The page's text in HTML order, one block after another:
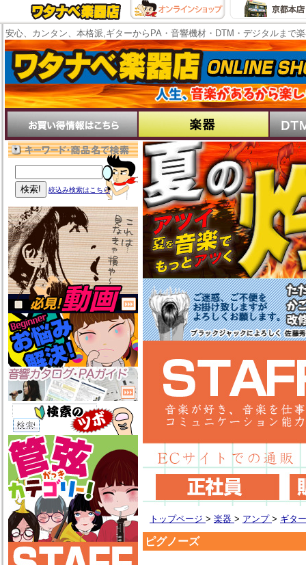
安心、カンタン、本格派,ギターからPA・音響機材・DTM・デジタルまで
絞込み検索はこちら
トップページ > 楽器 > アンプ > ギタ
ピグノーズ